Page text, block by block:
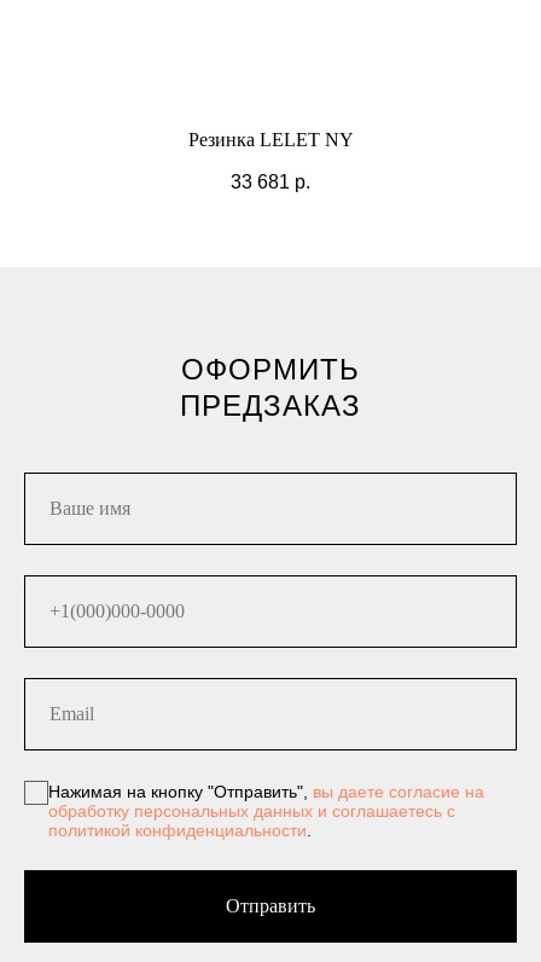
Резинка LELET NY
33 681 р.
ОФОРМИТЬ
ПРЕДЗАКАЗ
Нажимая на кнопку "Отправить", вы даете согласие на
обработку персональных данных и соглашаетесь c
политикой конфиденциальности
Отправить